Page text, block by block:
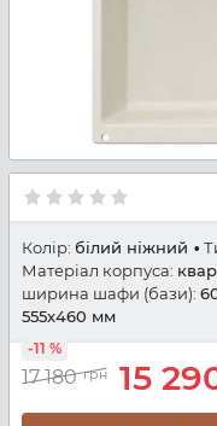
Колір: білий ніжний
Матеріал корпуса:
ширина шафи (бази):
555х460 мм
17 180 грн 15
-11 %